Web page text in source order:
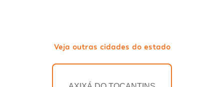
Veja outras cidades do estado